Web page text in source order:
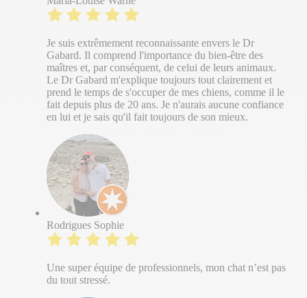
Je suis extrêmement reconnaissante envers le Dr
Gabard. Il comprend l'importance du bien-être des
maîtres et, par conséquent, de celui de leurs animaux.
Le Dr Gabard m'explique toujours tout clairement et
prend le temps de s'occuper de mes chiens, comme il le
fait depuis plus de 20 ans. Je n'aurais aucune confiance
en lui et je sais qu'il fait toujours de son mieux.
Rodrigues Sophie
Une super équipe de professionnels, mon chat n’est pas
du tout stressé.